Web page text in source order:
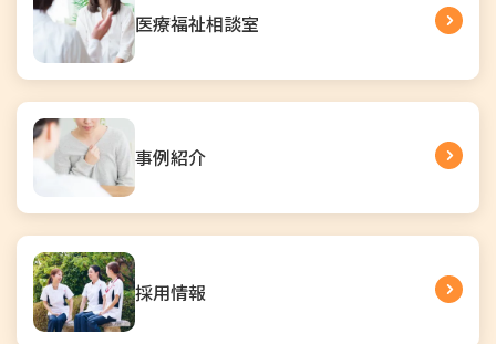
医療福祉相談室
事例紹介
採用情報